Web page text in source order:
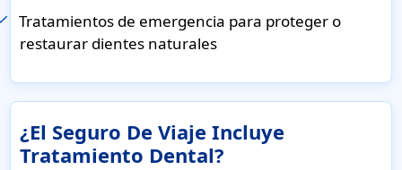
Tratamientos de emergencia para proteger o
restaurar dientes naturales
¿El Seguro De Viaje Incluye
Tratamiento Dental?